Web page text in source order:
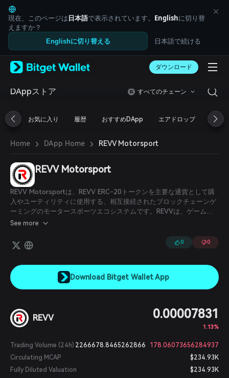
English
日本語
Tiếng Việt
Русский
Español (Latinoamérica)
Italiano
Deutsch
繁體中文
Português (Portugal)
ภาษาไทย
العربية
हिन्दी
Español
Português (Brasil)
Español (Argentina)
現在、このページは日本語で表示されています。 Englishに切り替
えますか？
Englishに切り替える 日本語で続ける
ダウンロード
DAppストア すべてのチェーン
お気に入り 履歴 おすすめDApp エアドロップ DeFi
Home › DApp Home › REVV Motorsport
REVV Motorsport
REVV Motorsportは、REVV ERC-20トークンを主要な通貨として購
入やユーティリティに使用する、相互接続されたブロックチェーンゲ
ーミングのモータースポーツエコシステムです。REVVは、ゲーム資
産の真のデジタル所有権を可能にするよう設計されており、急速に拡
ンファンジブルトークン）インゲームアイテムの自由と管理権を提供
します。REVV Motorsportエコシステムは、Formula E: High
環境（P2E）ゲームプレイ体験を提供します。
See more
0 0
Download Bitget Wallet App
REVV 0.00007831
1.13%
Trading Volume (24h) 2266678.8465262866
178.06073656284937
Circulating MCAP
$234.93K
Fully Diluted Valuation
$234.93K